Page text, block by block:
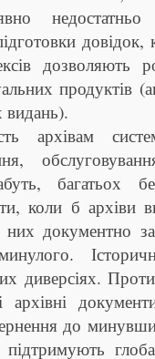
дозволяють
продуктів
видань).
архівам
багатьох
коли б архіви
документно
диверсіях.
до